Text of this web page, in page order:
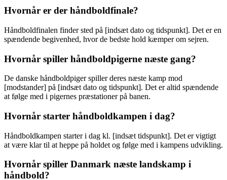
Hvornår er der håndboldfinale?
Håndboldfinalen finder sted på [indsæt dato og tidspunkt]. Det er en
spændende begivenhed, hvor de bedste hold kæmper om sejren.
Hvornår spiller håndboldpigerne næste gang?
De danske håndboldpiger spiller deres næste kamp mod
[modstander] på [indsæt dato og tidspunkt]. Det er altid spændende
at følge med i pigernes præstationer på banen.
Hvornår starter håndboldkampen i dag?
Håndboldkampen starter i dag kl. [indsæt tidspunkt]. Det er vigtigt
at være klar til at heppe på holdet og følge med i kampens udvikling.
Hvornår spiller Danmark næste landskamp i
håndbold?